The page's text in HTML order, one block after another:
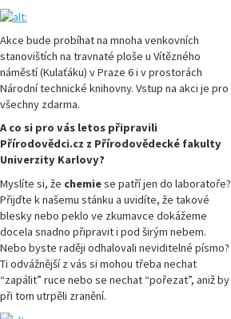
Akce bude probíhat na mnoha venkovních
stanovištích na travnaté ploše u Vítězného
náměstí (Kulaťáku) v Praze 6 i v prostorách
Národní technické knihovny. Vstup na akci je pro
všechny zdarma.
A co si pro vás letos připravili
Přírodovědci.cz z Přírodovědecké fakulty
Univerzity Karlovy?
Myslíte si, že chemiese patří jen do laboratoře?
Přijďte k našemu stánku a uvidíte, že takové
blesky nebo peklo ve zkumavce dokážeme
docela snadno připravit i pod širým nebem.
Nebo byste raději odhalovali neviditelné písmo?
Ti odvážnější z vás si mohou třeba nechat
“zapálit” ruce nebo se nechat “pořezat”, aniž by
při tom utrpěli zranění.